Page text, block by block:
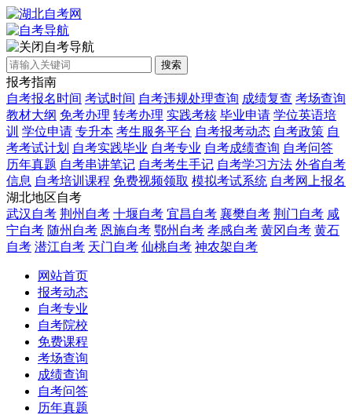
自考导航
搜索
报考指南
自考报名时间 考试时间 自考违规处理查询 成绩复查 考场查询
教材大纲 免考办理 转考办理 实践考核 毕业申请 学位英语培
训 学位申请 专升本 考生服务平台 自考报考动态 自考政策 自
考考试计划 自考实践毕业 自考专业 自考成绩查询 自考问答
历年真题 自考串讲笔记 自考考生手记 自考学习方法 外省自考
信息 自考培训课程 免费视频领取 模拟考试系统 自考网上报名
湖北地区自考
武汉自考 荆州自考 十堰自考 宜昌自考 襄樊自考 荆门自考 咸
宁自考 随州自考 恩施自考 鄂州自考 孝感自考 黄冈自考 黄石
自考 潜江自考 天门自考 仙桃自考 神农架自考
网站首页
报考动态
自考专业
自考院校
免费课程
考场查询
成绩查询
自考问答
历年真题